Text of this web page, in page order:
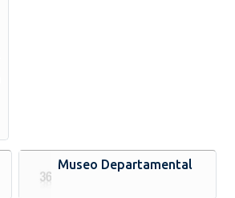
Museo Departamental